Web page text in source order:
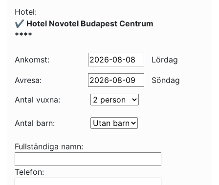
Hotel:
✔️ Hotel Novotel Budapest Centrum
****
Ankomst: Lördag
Avresa:
Söndag
Antal vuxna:
Antal barn:
Fullständiga namn:
Telefon: